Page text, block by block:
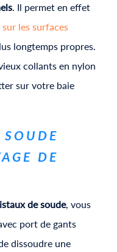
. Il permet en effet
sur les surfaces
longtemps propres.
collants en nylon
sur votre baie
DE
de soude, vous
port de gants
dissoudre une